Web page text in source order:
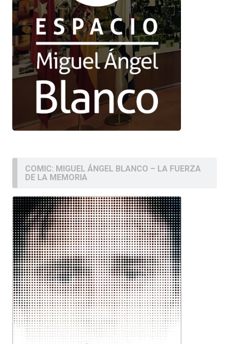
COMIC: MIGUEL ÁNGEL BLANCO – LA FUERZA
DE LA MEMORIA